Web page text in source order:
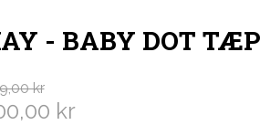
- BABY DOT
kr
kr